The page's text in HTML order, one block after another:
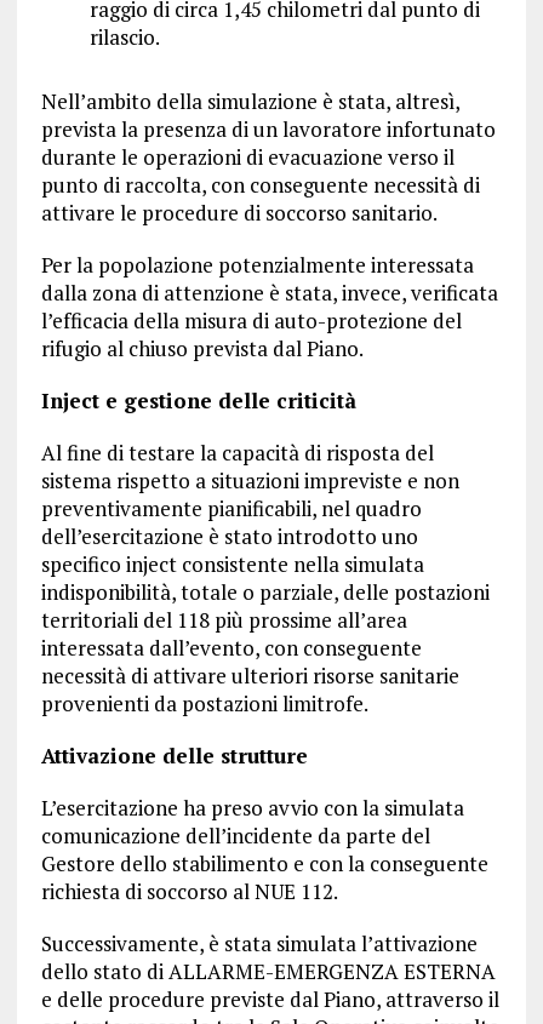
raggio di circa 1,45 chilometri dal punto di
rilascio.
Nell’ambito della simulazione è stata, altresì,
prevista la presenza di un lavoratore infortunato
durante le operazioni di evacuazione verso il
punto di raccolta, con conseguente necessità di
attivare le procedure di soccorso sanitario.
Per la popolazione potenzialmente interessata
dalla zona di attenzione è stata, invece, verificata
l’efficacia della misura di auto-protezione del
rifugio al chiuso prevista dal Piano.
Inject e gestione delle criticità
Al fine di testare la capacità di risposta del
sistema rispetto a situazioni impreviste e non
preventivamente pianificabili, nel quadro
dell’esercitazione è stato introdotto uno
specifico inject consistente nella simulata
indisponibilità, totale o parziale, delle postazioni
territoriali del 118 più prossime all’area
interessata dall’evento, con conseguente
necessità di attivare ulteriori risorse sanitarie
provenienti da postazioni limitrofe.
Attivazione delle strutture
L’esercitazione ha preso avvio con la simulata
comunicazione dell’incidente da parte del
Gestore dello stabilimento e con la conseguente
richiesta di soccorso al NUE 112.
Successivamente, è stata simulata l’attivazione
dello stato di ALLARME-EMERGENZA ESTERNA
e delle procedure previste dal Piano, attraverso il